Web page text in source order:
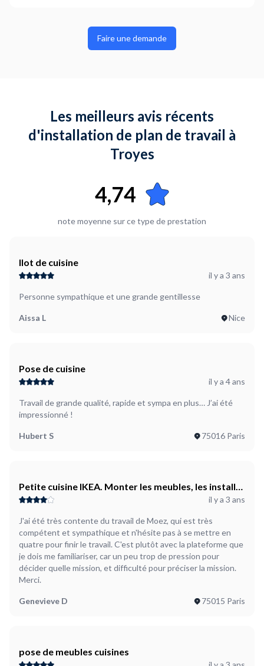
Faire une demande
Les meilleurs avis récents
d'installation de plan de travail à
Troyes
4,74
note moyenne sur ce type de prestation
Ilot de cuisine
il y a 3 ans
Personne sympathique et une grande gentillesse
Aissa L Nice
Pose de cuisine
il y a 4 ans
Travail de grande qualité, rapide et sympa en plus… J’ai été
impressionné !
Hubert S 75016 Paris
Petite cuisine IKEA. Monter les meubles, les installer
complètement .
il y a 3 ans
J'ai été très contente du travail de Moez, qui est très
compétent et sympathique et n'hésite pas à se mettre en
quatre pour finir le travail. C'est plutôt avec la plateforme que
je dois me familiariser, car un peu trop de pression pour
décider quelle mission, et difficulté pour préciser la mission.
Merci.
Genevieve D 75015 Paris
pose de meubles cuisines